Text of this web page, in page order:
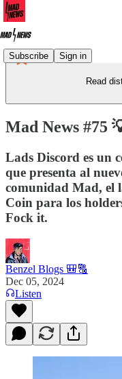
Subscribe Sign in
Read
Mad News #75
Lads Discord es un
que presenta al
comunidad Mad, el
Coin para los
Fock it.
Benzel Blogs 🎒🔠
Dec 05, 2024
Listen